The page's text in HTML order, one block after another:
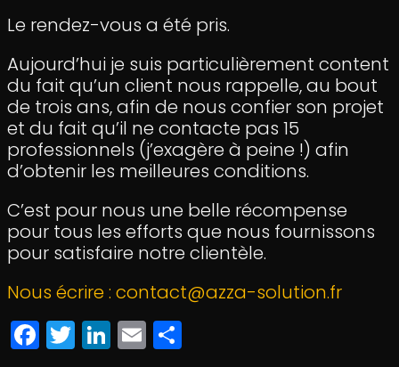
Le rendez-vous a été pris.
Aujourd’hui je suis particulièrement content
du fait qu’un client nous rappelle, au bout
de trois ans, afin de nous confier son projet
et du fait qu’il ne contacte pas 15
professionnels (j’exagère à peine !) afin
d’obtenir les meilleures conditions.
C’est pour nous une belle récompense
pour tous les efforts que nous fournissons
pour satisfaire notre clientèle.
Nous écrire : contact@azza-solution.fr
Facebook
Twitter
LinkedIn
Email